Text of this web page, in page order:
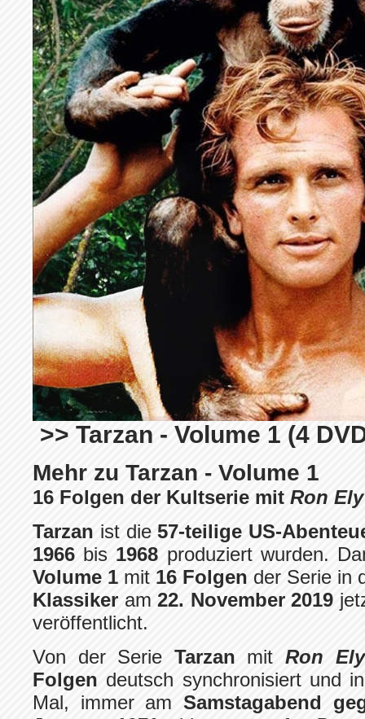
>> Tarzan - Volume 1 (4
Mehr zu Tarzan - Volume 1
16 Folgen der Kultserie mit Ron Ely
Tarzan ist die57-teilige US-
1966 bis 1968 produziert wurden.
Volume 1 mit 16 Folgen der Serie in
Klassiker am22. November 2019
veröffentlicht.
Von der Serie Tarzan mitRon Ely
Folgen deutsch synchronisiert und
Mal, immer am Samstagabend